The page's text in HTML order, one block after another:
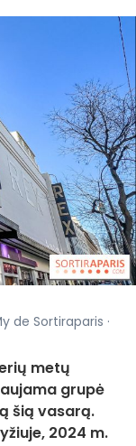
de Sortiraparis ·
metų
grupė
šią vasarą.
2024 m.